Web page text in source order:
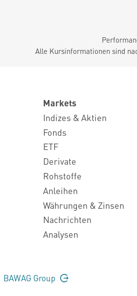
Alle Kursinformationen sind
Markets
Indizes & Aktien
Fonds
ETF
Derivate
Rohstoffe
Anleihen
Währungen & Zinsen
Nachrichten
Analysen
BAWAG Group